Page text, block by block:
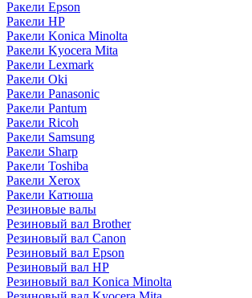
Ракели Epson
Ракели HP
Ракели Konica Minolta
Ракели Kyocera Mita
Ракели Lexmark
Ракели Oki
Ракели Panasonic
Ракели Pantum
Ракели Ricoh
Ракели Samsung
Ракели Sharp
Ракели Toshiba
Ракели Xerox
Ракели Катюша
Резиновые валы
Резиновый вал Brother
Резиновый вал Canon
Резиновый вал Epson
Резиновый вал HP
Резиновый вал Konica Minolta